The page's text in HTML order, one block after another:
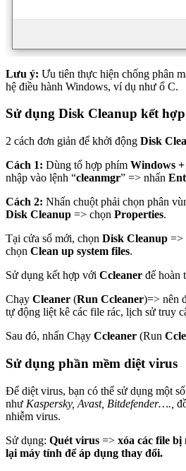
Lưu ý: Ưu tiên thực hiện chống phân
hệ điều hành Windows, ví dụ như ổ C.
Sử dụng Disk Cleanup kết
2 cách đơn giản để khởi động Disk
Cách 1: Dùng tổ hợp phím Windows
nhập vào lệnh “cleanmgr” => nhấn
Cách 2: Nhấn chuột phải chọn phân
Disk Cleanup => chọn Properties.
Tại cửa sổ mới, chọn Disk Cleanup =>
chọn Clean up system files.
Sử dụng kết hợp với Ccleaner để hoàn
Chạy Cleaner (Run Ccleaner)=> nên
tự động liệt kê các file rác, lịch sử truy
Sau đó, nhấn Chạy Ccleaner (Run
Sử dụng phần mềm diệt virus
Để diệt virus, bạn có thể sử dụng một
như Kaspersky, Avast, Bitdefender….,
nhiễm virus.
Sử dụng: Quét virus => xóa các file
lại máy tính để áp dụng thay đổi.